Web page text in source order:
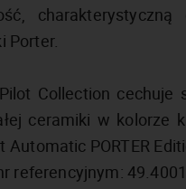
Porter.
Collection
ceramiki w kolorze
PORTER
referencyjnym: